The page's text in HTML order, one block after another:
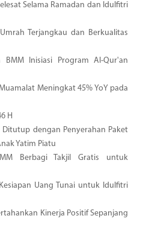
Selama Ramadan dan Idulfitri
Terjangkau dan Berkualitas
BMM Inisiasi Program Al-Qur'an
Meningkat 45% YoY pada
H
Ditutup dengan Penyerahan Paket
Yatim Piatu
Berbagi Takjil Gratis untuk
Uang Tunai untuk Idulfitri
Kinerja Positif Sepanjang